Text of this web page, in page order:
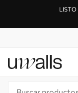
LISTO